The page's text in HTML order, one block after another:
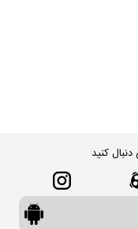
کنید